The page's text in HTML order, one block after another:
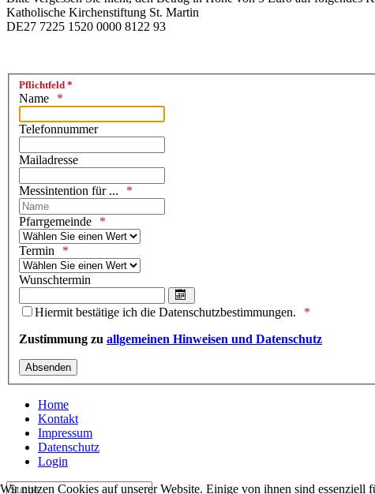
Katholische Kirchenstiftung St. Martin
DE27 7225 1520 0000 8122 93
Pflichtfeld *
Name
Telefonnummer
Mailadresse
Messintention für ...
Pfarrgemeinde
Termin
Wunschtermin
Kalender öffnen
Hiermit bestätige ich die Datenschutzbestimmungen.
Zustimmung zu allgemeinen Hinweisen und Datenschutz
Home
Kontakt
Impressum
Datenschutz
Login
Wir nutzen Cookies auf unserer Website. Einige von ihnen sind